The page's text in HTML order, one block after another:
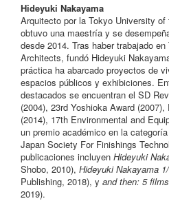
Hideyuki Nakayama
Arquitecto por la Tokyo University
obtuvo una maestría y se
desde 2014. Tras haber trabajado
Architects, fundó Hideyuki
práctica ha abarcado proyectos de
espacios públicos y exhibiciones.
destacados se encuentran el SD
(2004), 23rd Yoshioka Award
(2014), 17th Environmental and
un premio académico en la
Japan Society For Finishings
publicaciones incluyen Hideyuki
Shobo, 2010), Hideyuki Nakayama
Publishing, 2018), y and then: 5
2019).